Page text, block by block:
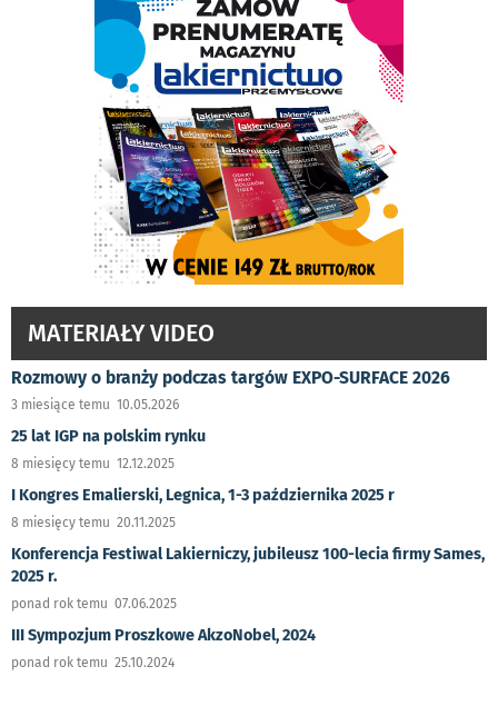
MATERIAŁY VIDEO
Rozmowy o branży podczas targów EXPO-SURFACE 2026
3 miesiące temu 10.05.2026
25 lat IGP na polskim rynku
8 miesięcy temu 12.12.2025
I Kongres Emalierski, Legnica, 1-3 października 2025 r
8 miesięcy temu 20.11.2025
Konferencja Festiwal Lakierniczy, jubileusz 100-lecia firmy Sames,
2025 r.
ponad rok temu 07.06.2025
III Sympozjum Proszkowe AkzoNobel, 2024
ponad rok temu 25.10.2024